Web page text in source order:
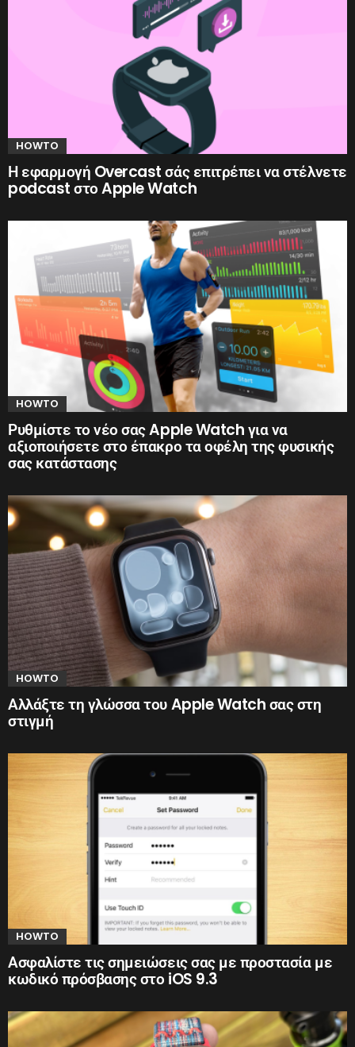
HOWTO
Η εφαρμογή Overcast σάς επιτρέπει να στέλνετε
podcast στο Apple Watch
HOWTO
Ρυθμίστε το νέο σας Apple Watch για να
αξιοποιήσετε στο έπακρο τα οφέλη της φυσικής
σας κατάστασης
HOWTO
Αλλάξτε τη γλώσσα του Apple Watch σας στη
στιγμή
HOWTO
Ασφαλίστε τις σημειώσεις σας με προστασία με
κωδικό πρόσβασης στο iOS 9.3